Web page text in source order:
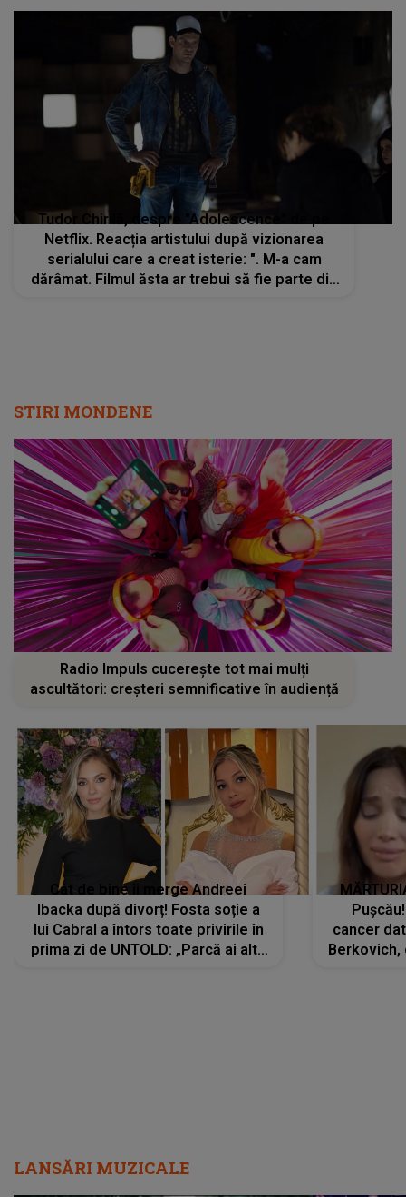
Tudor Chirilă, despre "Adolescence" de pe
Netflix. Reacția artistului după vizionarea
serialului care a creat isterie: ". M-a cam
dărâmat. Filmul ăsta ar trebui să fie parte din
STIRI MONDENE
Radio Impuls cucerește tot mai mulți
ascultători: creșteri semnificative în audiență
Cât de bine îi merge Andreei
Ibacka după divorț! Fosta soție a
lui Cabral a întors toate privirile în
prima zi de UNTOLD: „Parcă ai altă
cancer
Berkovich,
LANSĂRI MUZICALE